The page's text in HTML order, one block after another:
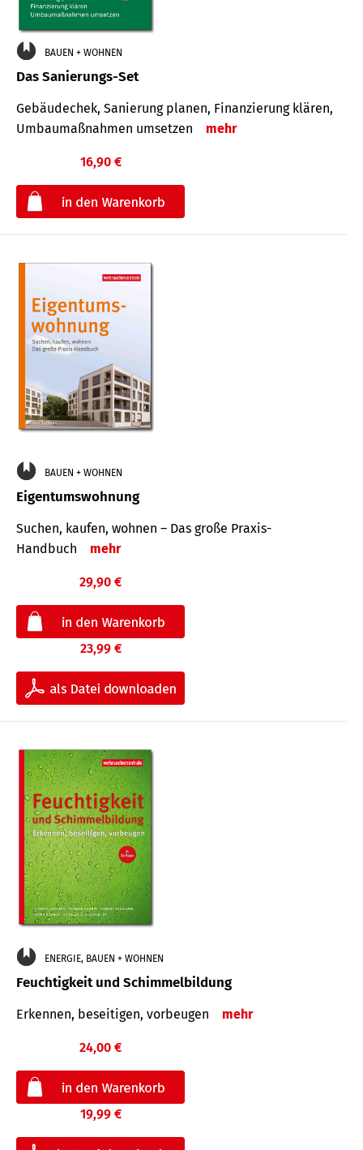
BAUEN + WOHNEN
Das Sanierungs-Set
Gebäudechek, Sanierung planen, Finanzierung klären,
Umbaumaßnahmen umsetzen
mehr
16,90 €
BAUEN + WOHNEN
Eigentumswohnung
Suchen, kaufen, wohnen – Das große Praxis-
Handbuch
mehr
29,90 €
23,99 €
ENERGIE, BAUEN + WOHNEN
Feuchtigkeit und Schimmelbildung
Erkennen, beseitigen, vorbeugen mehr
24,00 €
19,99 €